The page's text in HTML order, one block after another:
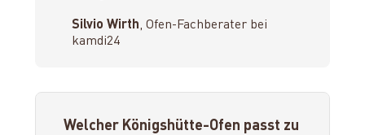
Silvio Wirth, Ofen-Fachberater bei
kamdi24
Welcher Königshütte-Ofen passt zu